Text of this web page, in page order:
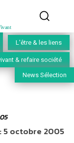
L'être & les liens
& refaire société
News Sélection
5 octobre 2005